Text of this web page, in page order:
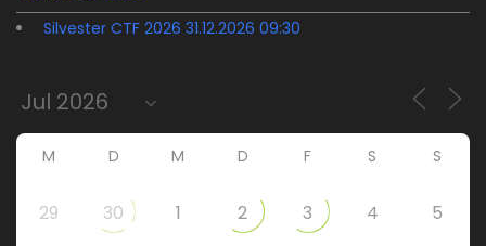
Silvester CTF 2026 31.12.2026 09:30
M D M D F S S
29 30 1 2 3 4 5